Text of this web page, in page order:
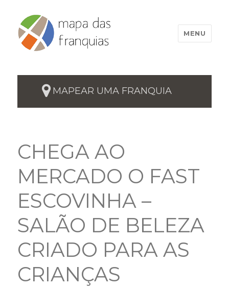
MENU
MAPEAR UMA FRANQUIA
CHEGA AO
MERCADO O FAST
ESCOVINHA –
SALÃO DE BELEZA
CRIADO PARA AS
CRIANÇAS